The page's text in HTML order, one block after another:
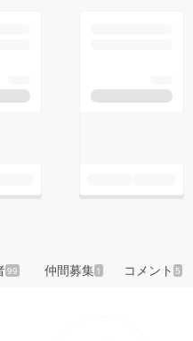
99 仲間募集 1 コメント5